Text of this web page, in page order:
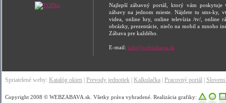
Najlepší zábavný portál, ktorý vám poskytuje
zábavy na jednom mieste. Nájdete tu sms-ky,
videa, online hry, online televízia /tv/, online
obrázky, prezentácie, niečo na mobil a mnoho
Zábava pre každého.
E-mail: info@webzabava.sk
Spriatelené weby: Katalóg okien Prevody jednotiek Kalkulačka Pracovný portál
Copyright 2008 © WEBZABAVA.sk. Všetky práva vyhradené. Realizácia grafiky: